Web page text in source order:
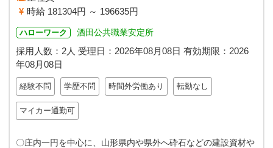
時給 181304円 ～ 196635円
ハローワーク 酒田公共職業安定所
採用人数：2人 受理日： 2026年08月08日 有効期限： 2026
年08月08日
経験不問 学歴不問 時間外労働あり 転勤なし
マイカー通勤可
〇庄内一円を中心に、山形県内や県外へ砕石などの建設資材や